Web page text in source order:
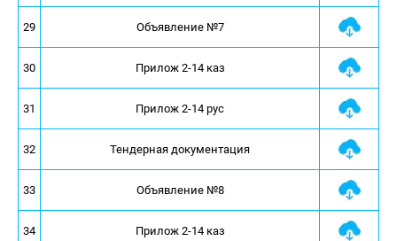
29 Объявление №7
30 Прилож 2-14 каз
31 Прилож 2-14 рус
32 Тендерная документация
33 Объявление №8
34 Прилож 2-14 каз